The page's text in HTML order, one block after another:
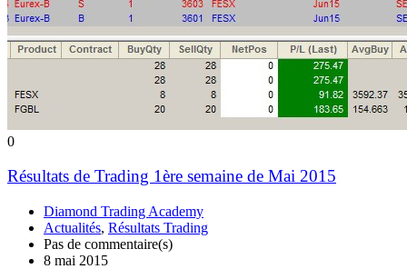
0
Résultats de Trading 1ère semaine de Mai 2015
Diamond Trading Academy
Actualités, Résultats Trading
Pas de commentaire(s)
8 mai 2015